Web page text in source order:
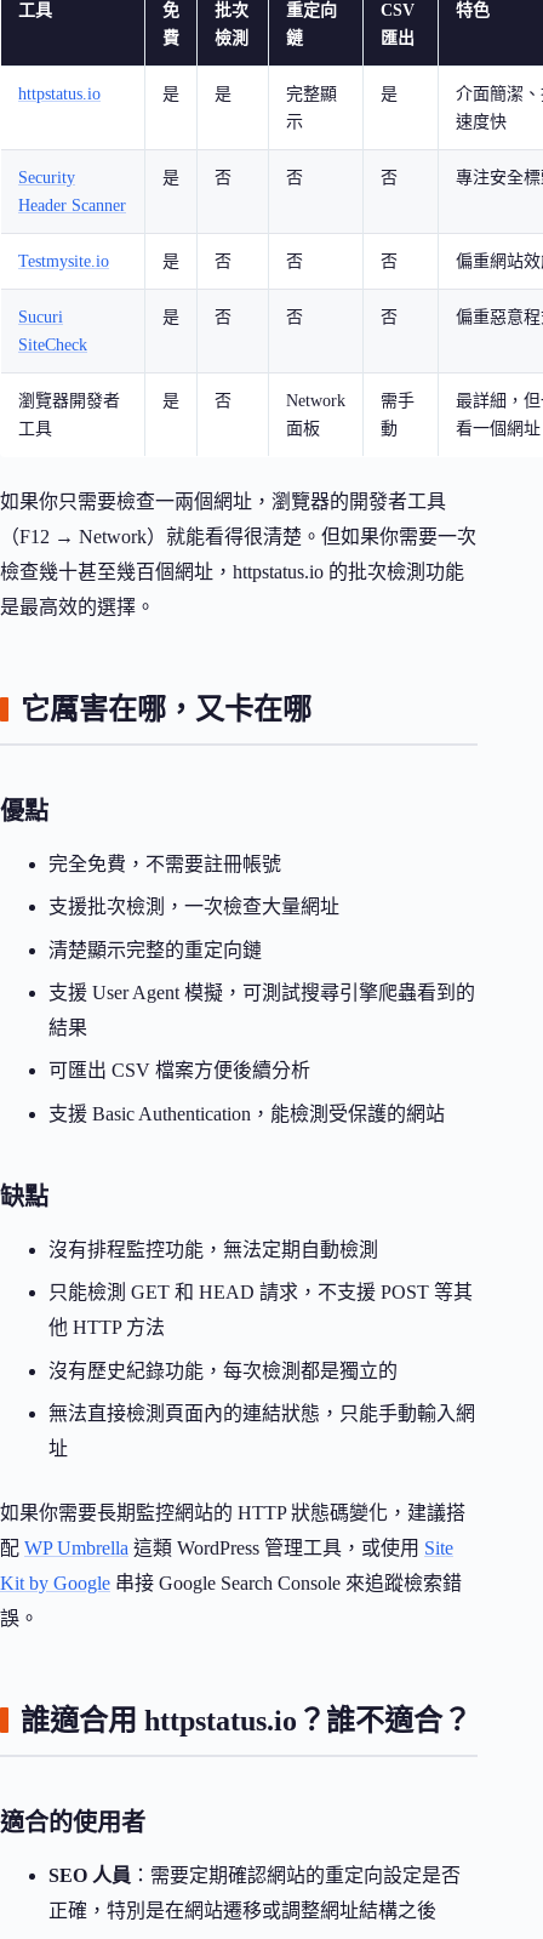
工具
免
費
批次
檢測
重定向
鏈
CSV
匯出
特色
httpstatus.io 是 是
完整顯
示
是
介面簡潔
速度快
Security
Header Scanner
是 否 否 否 專注安全
Testmysite.io 是 否 否 否 偏重網站
Sucuri
SiteCheck
是 否 否 否 偏重惡意
瀏覽器開發者
工具
是 否
Network
面板
需手
動
最詳細，
看一個網址
如果你只需要檢查一兩個網址，瀏覽器的開發者工具
（F12 → Network）就能看得很清楚。但如果你需要一次
檢查幾十甚至幾百個網址，httpstatus.io 的批次檢測功能
是最高效的選擇。
它厲害在哪，又卡在哪
優點
完全免費，不需要註冊帳號
支援批次檢測，一次檢查大量網址
清楚顯示完整的重定向鏈
支援 User Agent 模擬，可測試搜尋引擎爬蟲看到的
結果
可匯出 CSV 檔案方便後續分析
支援 Basic Authentication，能檢測受保護的網站
缺點
沒有排程監控功能，無法定期自動檢測
只能檢測 GET 和 HEAD 請求，不支援 POST 等其
他 HTTP 方法
沒有歷史紀錄功能，每次檢測都是獨立的
無法直接檢測頁面內的連結狀態，只能手動輸入網
址
如果你需要長期監控網站的 HTTP 狀態碼變化，建議搭
配 WP Umbrella 這類 WordPress 管理工具，或使用 Site
Kit by Google 串接 Google Search Console 來追蹤檢索錯
誤。
誰適合用 httpstatus.io？誰不適合？
適合的使用者
SEO 人員 ：需要定期確認網站的重定向設定是否
正確，特別是在網站遷移或調整網址結構之後